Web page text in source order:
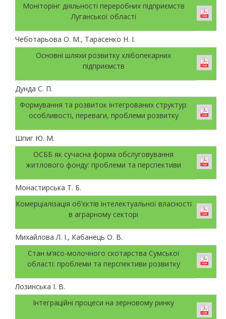
Моніторінг діяльності переробних підприємств
Луганської області
Чеботарьова О. М., Тарасенко Н. І.
Основні шляхи розвитку хлібопекарних
підприємств
Дунда С. П.
Формування та розвиток інтегрованих структур:
особливості, переваги, проблеми розвитку
Шпиг Ю. М.
ОСББ як сучасна форма обслуговування
житлового фонду: проблеми та перспективи
Монастирська Т. Б.
Комерціалізація об’єктів інтелектуальної власності
в аграрному секторі
Михайлова Л. І., Кабанець О. В.
Стан м’ясо-молочного скотарства Сумської
області: проблеми та перспективи розвитку
Лозинська І. В.
Інтеграційні процеси на зерновому ринку